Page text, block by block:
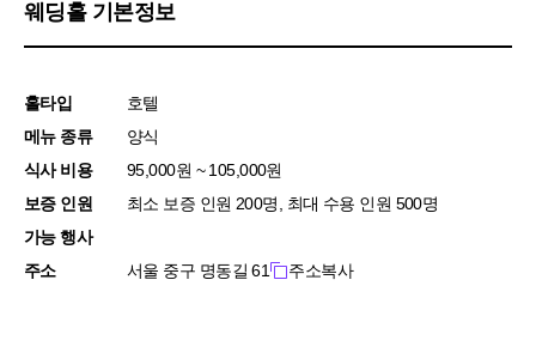
웨딩홀 기본정보
홀타입
호텔
메뉴 종류
양식
식사 비용
95,000원 ~ 105,000원
보증 인원
최소 보증 인원 200명, 최대 수용 인원 500명
가능 행사
주소
서울 중구 명동길 61 주소복사